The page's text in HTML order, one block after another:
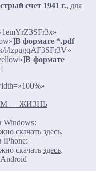
счет 1941 г., для
В формате *.pdf
i/lzpugqAF3SFr3V»
В формате
— ЖИЗНЬ
Windows:
скачать здесь.
iPhone:
скачать здесь.